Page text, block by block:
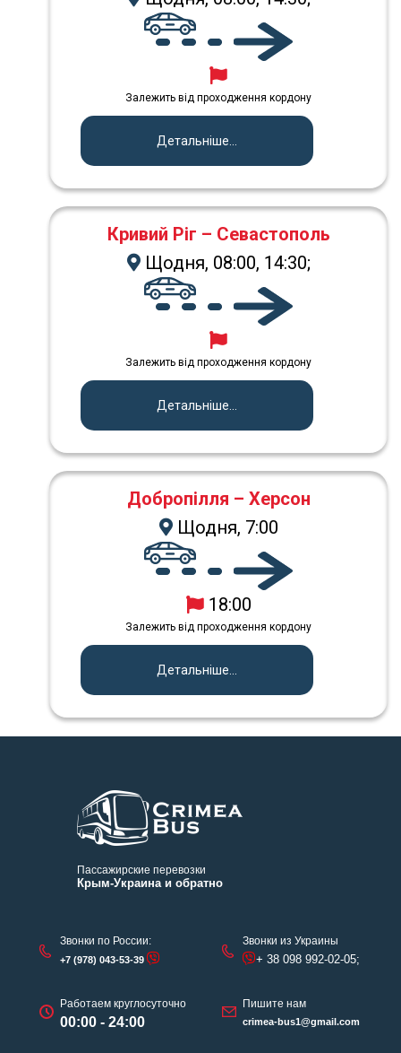
Залежить від проходження кордону
Детальніше...
Кривий Ріг – Севастополь
Щодня, 08:00, 14:30;
Залежить від проходження кордону
Детальніше...
Добропілля – Херсон
Щодня, 7:00
18:00
Залежить від проходження кордону
Детальніше...
Пассажирские перевозки
Крым-Украина и обратно
Звонки по России:
+7 (978) 043-53-39
Работаем круглосуточно
00:00 - 24:00
Звонки из Украины
+ 38 098 992-02-05;
Пишите нам
crimea-bus1@gmail.com